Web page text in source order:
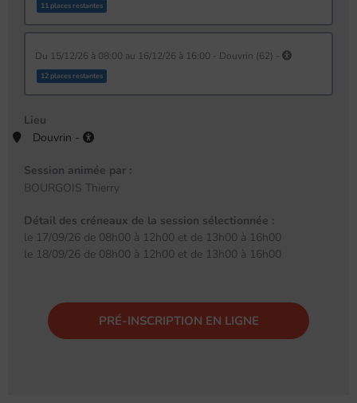
11 places restantes
du 15/12/26 à 08:00 au 16/12/26 à 16:00 - Douvrin (62) -
12 places restantes
Lieu
Douvrin -
Session animée par :
BOURGOIS Thierry
Détail des créneaux de la session sélectionnée :
le 17/09/26 de 08h00 à 12h00 et de 13h00 à 16h00
le 18/09/26 de 08h00 à 12h00 et de 13h00 à 16h00
PRÉ-INSCRIPTION EN LIGNE